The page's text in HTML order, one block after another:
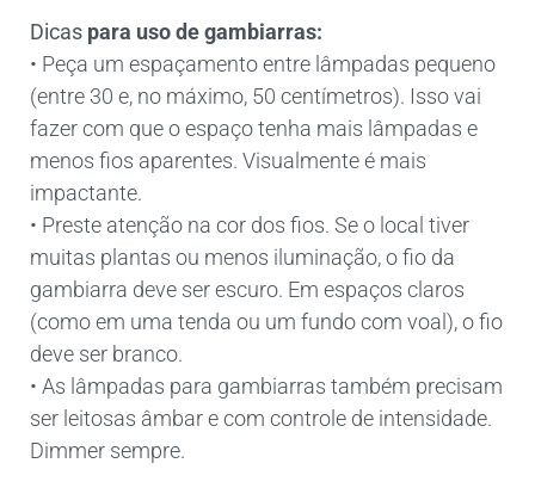
Dicas para uso de gambiarras:
• Peça um espaçamento entre lâmpadas pequeno
(entre 30 e, no máximo, 50 centímetros). Isso vai
fazer com que o espaço tenha mais lâmpadas e
menos fios aparentes. Visualmente é mais
impactante.
• Preste atenção na cor dos fios. Se o local tiver
muitas plantas ou menos iluminação, o fio da
gambiarra deve ser escuro. Em espaços claros
(como em uma tenda ou um fundo com voal), o fio
deve ser branco.
• As lâmpadas para gambiarras também precisam
ser leitosas âmbar e com controle de intensidade.
Dimmer sempre.